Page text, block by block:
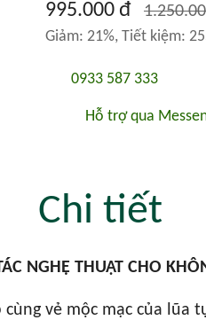
995.000 đ
Giảm: 21%, Tiết kiệm:
0933 587 333
Hỗ trợ qua
Chi tiết
NGHỆ THUẬT CHO
vẻ mộc mạc của